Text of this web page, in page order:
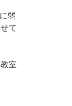
弱
て
室